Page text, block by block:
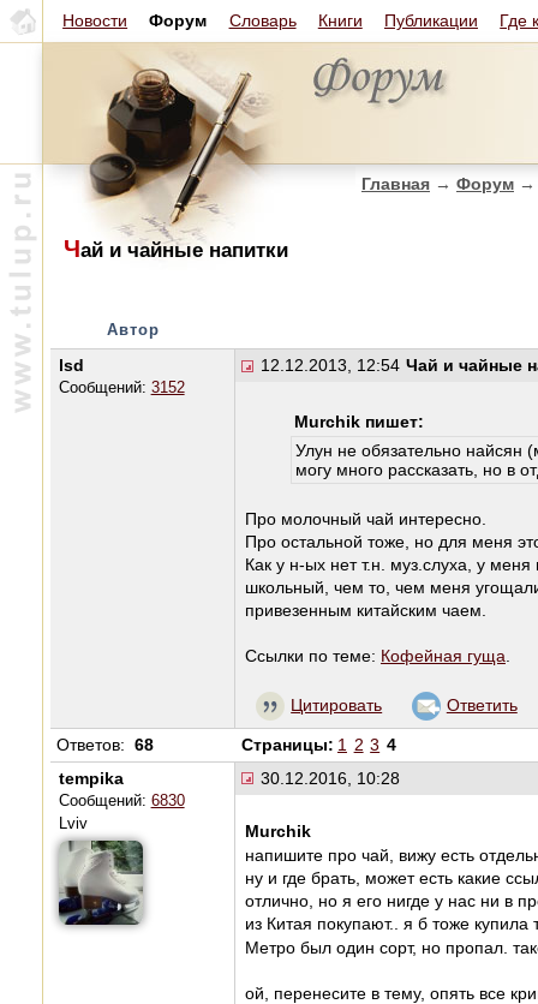
Новости Форум Словарь Книги Публикации Где
Главная → Форум →
Чай и чайные напитки
Автор
lsd
Сообщений: 3152
12.12.2013, 12:54 Чай и чайные
Murchik пишет:
Улун не обязательно найсян
могу много рассказать, но в
Про молочный чай интересно.
Про остальной тоже, но для меня
Как у н-ых нет т.н. муз.слуха, у
школьный, чем то, чем меня
привезенным китайским чаем.
Ссылки по теме: Кофейная гуща.
Цитировать Ответить
Ответов:68 Страницы: 1 2 3 4
tempika
Сообщений: 6830
Lviv
30.12.2016, 10:28
Murchik
напишите про чай, вижу есть
ну и где брать, может есть какие
отлично, но я его нигде у нас ни в
из Китая покупают.. я б тоже
Метро был один сорт, но пропал.
ой, перенесите в тему, опять все